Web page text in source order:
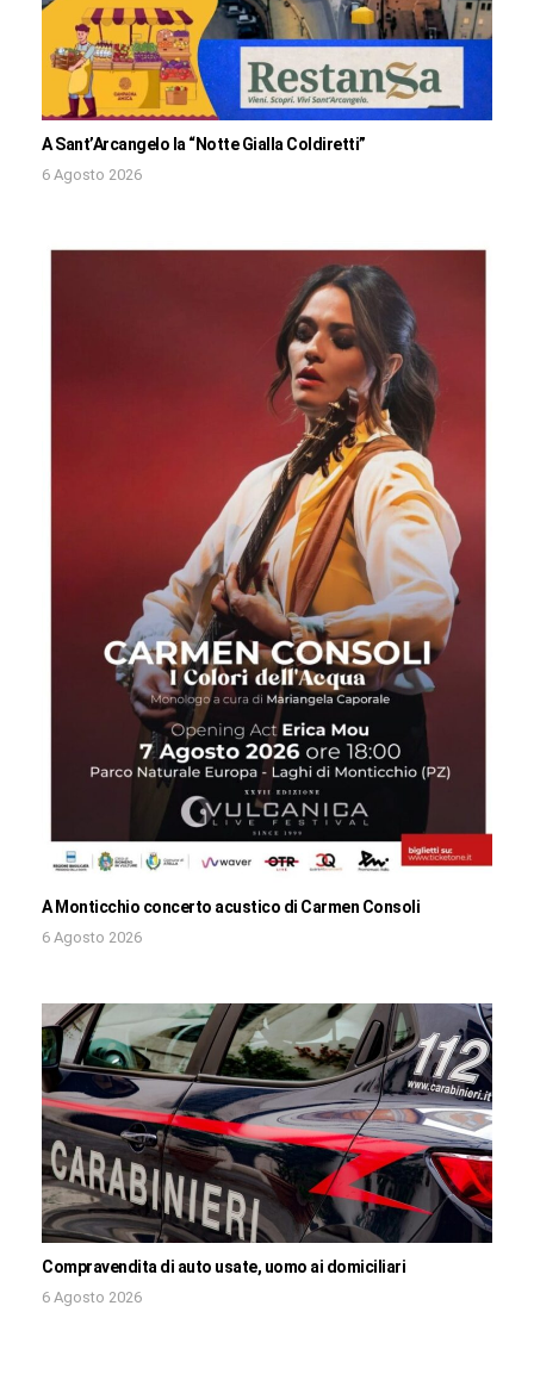
A Sant’Arcangelo la “Notte Gialla Coldiretti”
6 Agosto 2026
A Monticchio concerto acustico di Carmen Consoli
6 Agosto 2026
Compravendita di auto usate, uomo ai domiciliari
6 Agosto 2026